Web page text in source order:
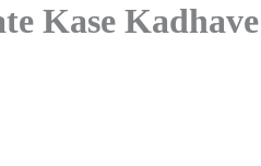
Kase Kadhave